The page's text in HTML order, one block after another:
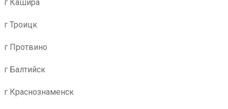
г Кашира
г Троицк
г Протвино
г Балтийск
г Краснознаменск